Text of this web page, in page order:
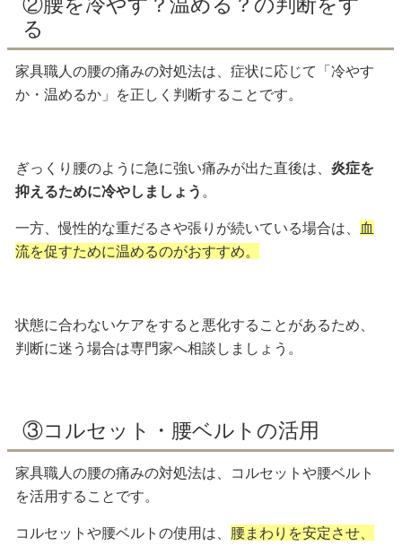
②腰を冷やす？温める？の判断をす
る
家具職人の腰の痛みの対処法は、症状に応じて「冷やす
か・温めるか」を正しく判断することです。
ぎっくり腰のように急に強い痛みが出た直後は、 炎症を
抑えるために冷やしましょう 。
一方、慢性的な重だるさや張りが続いている場合は、
血
流を促すために温めるのがおすすめ。
状態に合わないケアをすると悪化することがあるため、
判断に迷う場合は専門家へ相談しましょう。
③コルセット・腰ベルトの活用
家具職人の腰の痛みの対処法は、コルセットや腰ベルト
を活用することです。
コルセットや腰ベルトの使用は、 腰まわりを安定させ、